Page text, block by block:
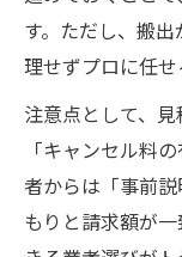
す。ただし、搬
理せずプロに任せ
注意点として、
「キャンセル料
者からは「事前
もりと請求額が